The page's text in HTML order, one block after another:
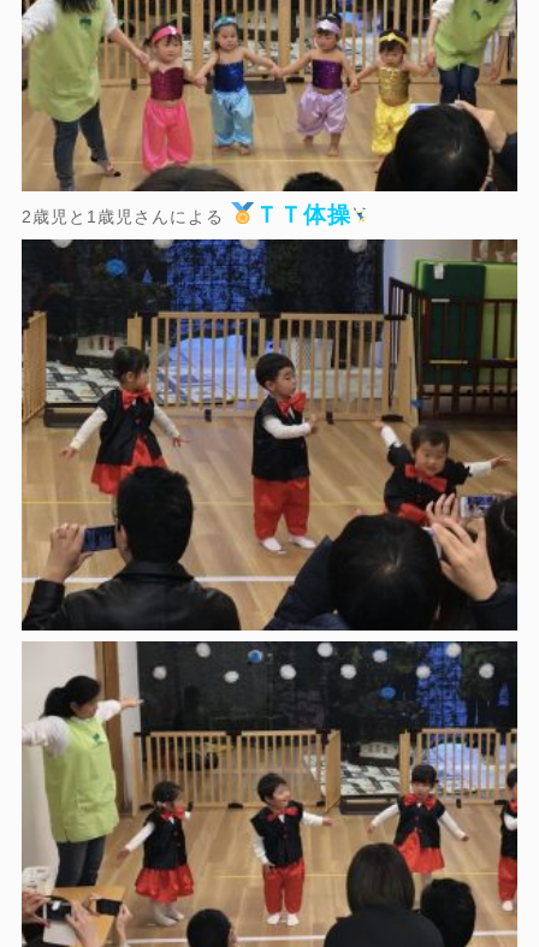
2歳児と1歳児さんによる ＴＴ体操